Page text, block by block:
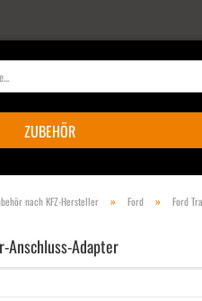
ZUBEHÖR
nach KFZ-Hersteller » Ford » Ford
Anschluss-Adapter